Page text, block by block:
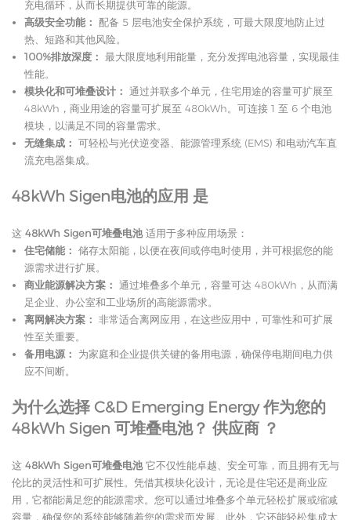
充电循环，从而长期提供可靠的能源。
高级安全功能： 配备 5 层电池安全保护系统，可最大限度地防止过
热、短路和其他风险。
100%排放深度： 最大限度地利用能量，充分发挥电池容量，实现最佳
性能。
模块化和可堆叠设计： 通过并联多个单元，住宅用途的容量可扩展至
48kWh，商业用途的容量可扩展至 480kWh。可连接 1 至 6 个电池
模块，以满足不同的容量需求。
无缝集成： 可轻松与光伏逆变器、能源管理系统 (EMS) 和电动汽车直
流充电器集成。
48kWh Sigen电池的应用 是
这 48kWh Sigen可堆叠电池适用于多种应用场景：
住宅储能： 储存太阳能，以便在夜间或停电时使用，并可根据您的能
源需求进行扩展。
商业能源解决方案： 通过堆叠多个单元，容量可达 480kWh，从而满
足企业、办公室和工业场所的高能源需求。
离网解决方案： 非常适合离网应用，在这些应用中，可靠性和可扩展
性至关重要。
备用电源： 为家庭和企业提供关键的备用电源，确保停电期间电力供
应不间断。
为什么选择 C&D Emerging Energy 作为您的
48kWh Sigen 可堆叠电池？ 供应商 ？
这 48kWh Sigen可堆叠电池它不仅性能卓越、安全可靠，而且拥有无与
伦比的灵活性和可扩展性。凭借其模块化设计，无论是住宅还是商业应
用，它都能满足您的能源需求。您可以通过堆叠多个单元轻松扩展或缩减
容量，确保您的系统能够随着您的需求而发展。此外，它还能轻松集成太